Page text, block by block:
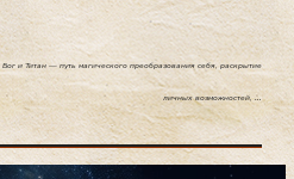
и Титан — путь магического преобразования себя, раскрытие
личных возможностей,…